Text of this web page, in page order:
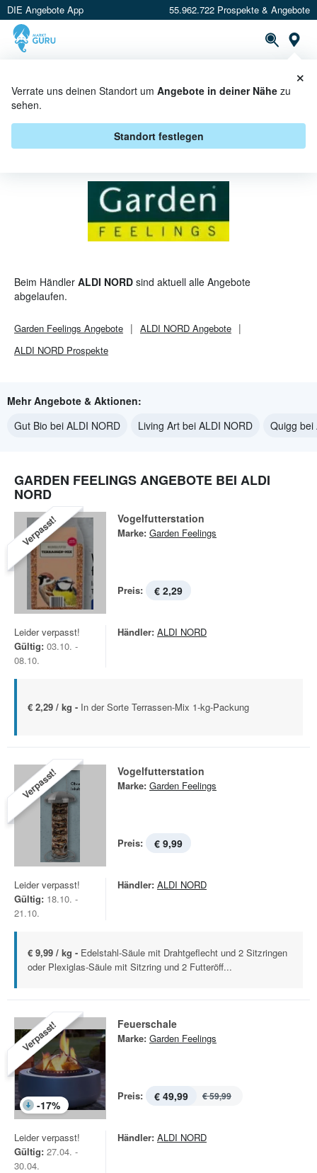
DIE Angebote App 55.962.722 Prospekte & Angebote
Verrate uns deinen Standort um Angebote in deiner Nähe zu
sehen.
Standort festlegen
×
GARDEN FEELINGS BEI ALDI
NORD - ANGEBOTE & AKTIONEN
Beim Händler ALDI NORD sind aktuell alle Angebote
abgelaufen.
Garden Feelings Angebote ALDI NORD Angebote
ALDI NORD Prospekte
Mehr Angebote & Aktionen:
Gut Bio bei ALDI NORD
Living Art bei ALDI NORD Quigg bei
GARDEN FEELINGS ANGEBOTE BEI ALDI
NORD
Verpasst! Vogelfutterstation
Marke: Garden Feelings
Preis: € 2,29
Leider verpasst!
Gültig: 03.10. -
08.10.
Händler: ALDI NORD
€ 2,29 / kg - In der Sorte Terrassen-Mix 1-kg-Packung
Verpasst! Vogelfutterstation
Marke: Garden Feelings
Preis: € 9,99
Leider verpasst!
Gültig: 18.10. -
21.10.
Händler: ALDI NORD
€ 9,99 / kg - Edelstahl-Säule mit Drahtgeflecht und 2 Sitzringen
oder Plexiglas-Säule mit Sitzring und 2 Futteröff...
Verpasst!
-17%
Feuerschale
Marke: Garden Feelings
Preis: € 49,99 € 59,99
Leider verpasst!
Gültig: 27.04. -
30.04.
Händler: ALDI NORD